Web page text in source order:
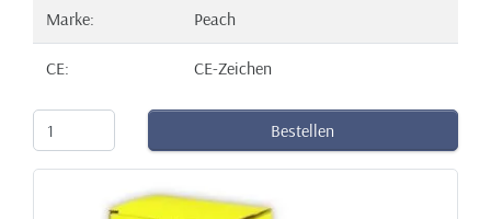
Marke: Peach
CE: CE-Zeichen
Bestellen